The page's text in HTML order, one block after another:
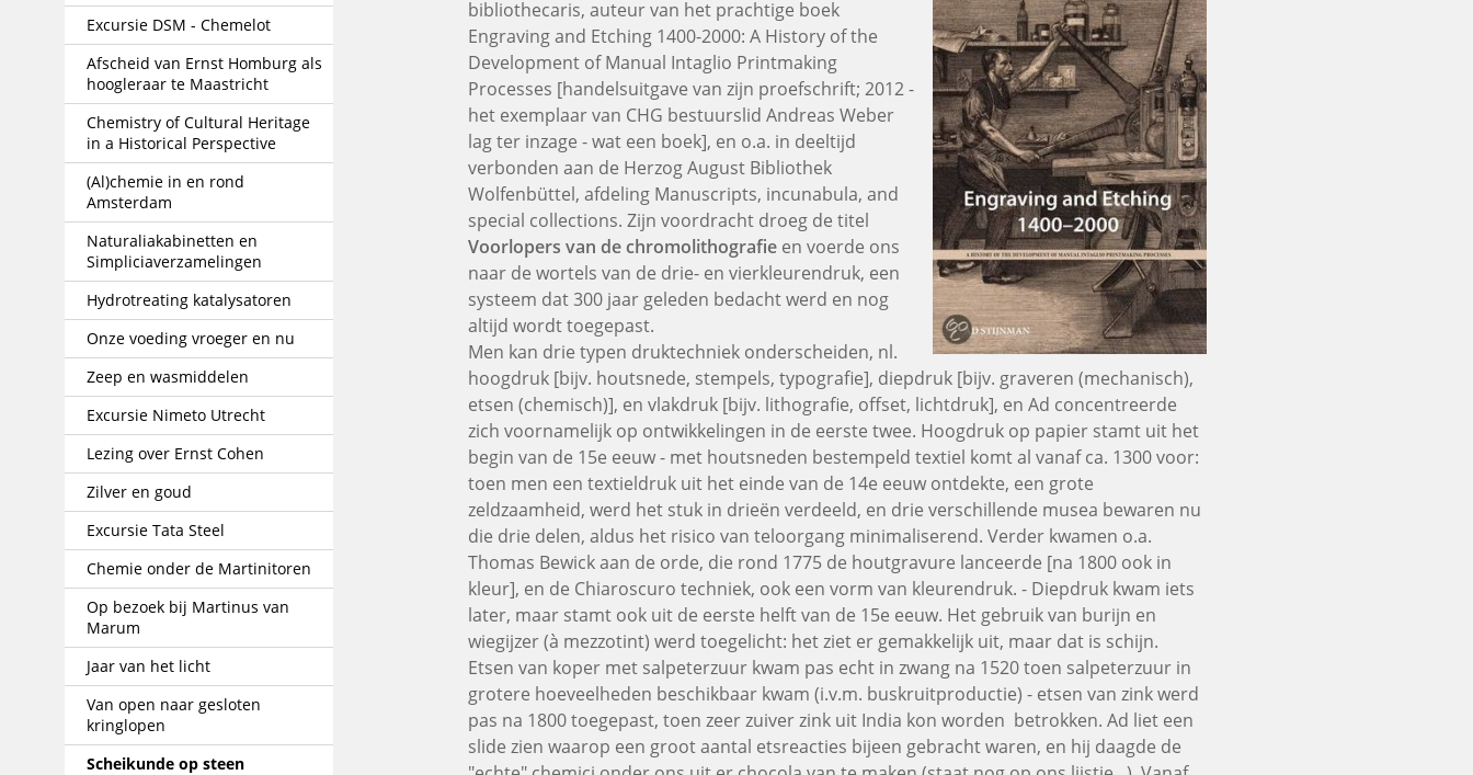
bibliothecaris, auteur van het prachtige boek
Engraving and Etching 1400-2000: A History of the
Development of Manual Intaglio Printmaking
Processes [handelsuitgave van zijn proefschrift; 2012 -
het exemplaar van CHG bestuurslid Andreas Weber
lag ter inzage - wat een boek], en o.a. in deeltijd
verbonden aan de Herzog August Bibliothek
Wolfenbüttel, afdeling Manuscripts, incunabula, and
special collections. Zijn voordracht droeg de titel
Voorlopers van de chromolithografieen voerde ons
naar de wortels van de drie- en vierkleurendruk, een
systeem dat 300 jaar geleden bedacht werd en nog
altijd wordt toegepast.
Men kan drie typen druktechniek onderscheiden, nl.
hoogdruk [bijv. houtsnede, stempels, typografie], diepdruk [bijv. graveren (mechanisch),
etsen (chemisch)], en vlakdruk [bijv. lithografie, offset, lichtdruk], en Ad concentreerde
zich voornamelijk op ontwikkelingen in de eerste twee. Hoogdruk op papier stamt uit het
begin van de 15e eeuw - met houtsneden bestempeld textiel komt al vanaf ca. 1300 voor:
toen men een textieldruk uit het einde van de 14e eeuw ontdekte, een grote
zeldzaamheid, werd het stuk in drieën verdeeld, en drie verschillende musea bewaren nu
die drie delen, aldus het risico van teloorgang minimaliserend. Verder kwamen o.a.
Thomas Bewick aan de orde, die rond 1775 de houtgravure lanceerde [na 1800 ook in
kleur], en de Chiaroscuro techniek, ook een vorm van kleurendruk. - Diepdruk kwam iets
later, maar stamt ook uit de eerste helft van de 15e eeuw. Het gebruik van burijn en
wiegijzer (à mezzotint) werd toegelicht: het ziet er gemakkelijk uit, maar dat is schijn.
Etsen van koper met salpeterzuur kwam pas echt in zwang na 1520 toen salpeterzuur in
grotere hoeveelheden beschikbaar kwam (i.v.m. buskruitproductie) - etsen van zink werd
pas na 1800 toegepast, toen zeer zuiver zink uit India kon worden betrokken. Ad liet een
slide zien waarop een groot aantal etsreacties bijeen gebracht waren, en hij daagde de
Excursie DSM - Chemelot
Afscheid van Ernst Homburg als
hoogleraar te Maastricht
Chemistry of Cultural Heritage
in a Historical Perspective
(Al)chemie in en rond
Amsterdam
Naturaliakabinetten en
Simpliciaverzamelingen
Hydrotreating katalysatoren
Onze voeding vroeger en nu
Zeep en wasmiddelen
Excursie Nimeto Utrecht
Lezing over Ernst Cohen
Zilver en goud
Excursie Tata Steel
Chemie onder de Martinitoren
Op bezoek bij Martinus van
Marum
Jaar van het licht
Van open naar gesloten
kringlopen
Scheikunde op steen